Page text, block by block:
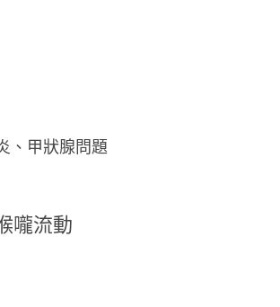
、甲狀腺問題
嚨流動